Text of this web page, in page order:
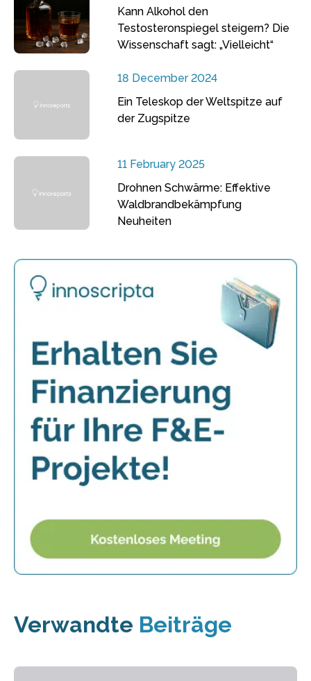
Kann Alkohol den
Testosteronspiegel steigern? Die
Wissenschaft sagt: „Vielleicht“
18 December 2024
Ein Teleskop der Weltspitze auf
der Zugspitze
11 February 2025
Drohnen Schwärme: Effektive
Waldbrandbekämpfung
Neuheiten
Verwandte Beiträge